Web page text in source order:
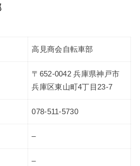
高見商会自転車部
〒652-0042 兵庫県神戸市
兵庫区東山町4丁目23-7
078-511-5730
–
–